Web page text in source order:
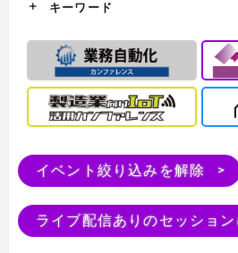
キーワード
イベント絞り込みを解除
ライブ配信ありのセッショ